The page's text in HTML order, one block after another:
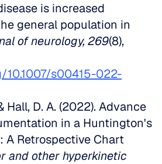
is increased
general population in
of neurology, 269(8),
s00415-022-
Hall, D. A. (2022). Advance
in a Huntington's
A Retrospective Chart
and other hyperkinetic